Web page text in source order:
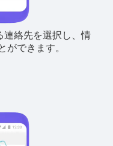
連絡先を選択し、情
ができます。